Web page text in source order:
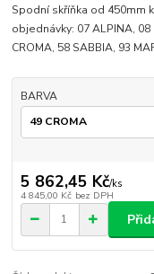
Spodní skříňka od 450mm
objednávky: 07 ALPINA, 08
CROMA, 58 SABBIA, 93
BARVA
5 862,45 Kč/ks
4 845,00 Kč bez DPH